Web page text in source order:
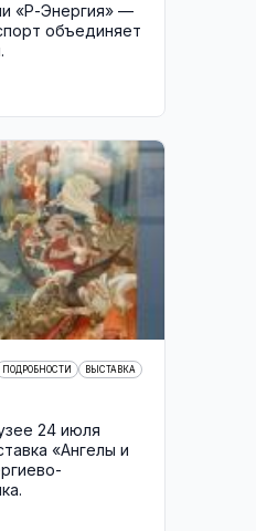
«Р-Энергия» —
объединяет
ПОДРОБНОСТИ ВЫСТАВКА
24 июля
«Ангелы и